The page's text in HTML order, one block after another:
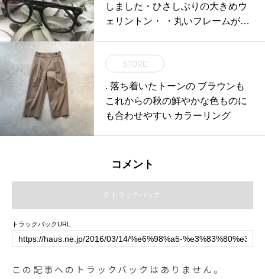
しました・ひさしぶりの大きめウ
ェリントン・ ・丸いフレームが多
メガネ#生活に寄り添うメガネ
STORE
. 落ち着いたトーンの ブラウンも
これからの秋の鮮やかな色ものに
も合わせやすい カラーリング
コメント
0 トラックバック
トラックバックURL
この記事へのトラックバックはありません。